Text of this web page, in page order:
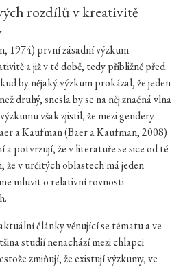
rozdílů v kreativitě
1974) první zásadní výzkum
a již v té době, tedy přibližně před
by nějaký výzkum prokázal, že jeden
druhý, snesla by se na něj značná vlna
však zjistil, že mezi gendery
a Kaufman (Baer a Kaufman, 2008)
a potvrzují, že v literatuře se sice od té
že v určitých oblastech má jeden
mluvit o relativní rovnosti
články věnující se tématu a ve
studií nenachází mezi chlapci
zmiňují, že existují výzkumy, ve